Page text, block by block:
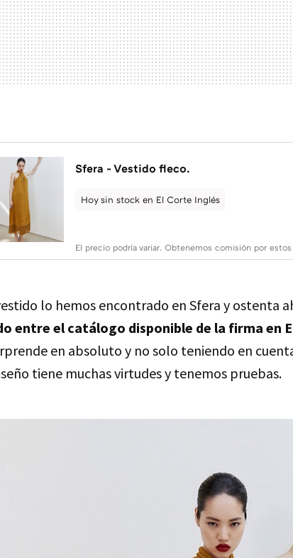
Sfera - Vestido fleco.
Hoy sin stock en El Corte Inglés
El precio podría variar. Obtenemos comisión por
lo hemos encontrado en Sfera y ostenta
entre el catálogo disponible de la firma en
en absoluto y no solo teniendo en
tiene muchas virtudes y tenemos pruebas.